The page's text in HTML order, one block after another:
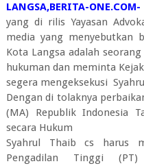
LANGSA,BERITA-
yang di rilis Yayasan
media yang menyebutkan
Kota Langsa adalah
hukuman dan meminta
segera mengeksekusi
Dengan di tolaknya
(MA) Republik Indonesia
secara Hukum
Syahrul Thaib cs harus
Pengadilan Tinggi